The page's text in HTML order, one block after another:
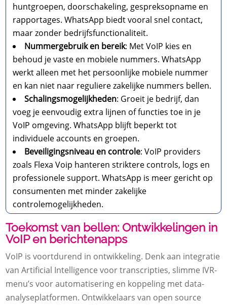
huntgroepen, doorschakeling, gespreksopname en
rapportages. WhatsApp biedt vooral snel contact,
maar zonder bedrijfsfunctionaliteit.
Nummergebruik en bereik: Met VoIP kies en
behoud je vaste en mobiele nummers. WhatsApp
werkt alleen met het persoonlijke mobiele nummer
en kan niet naar reguliere zakelijke nummers bellen.
Schalingsmogelijkheden: Groeit je bedrijf, dan
voeg je eenvoudig extra lijnen of functies toe in je
VoIP omgeving. WhatsApp blijft beperkt tot
individuele accounts en groepen.
Beveiligingsniveau en controle: VoIP providers
zoals Flexa Voip hanteren striktere controls, logs en
professionele support. WhatsApp is meer gericht op
consumenten met minder zakelijke
controlemogelijkheden.
Toekomst van bellen: Ontwikkelingen in
VoIP en berichtenapps
VoIP is voortdurend in ontwikkeling. Denk aan integratie
van Artificial Intelligence voor transcripties, slimme IVR-
menu’s voor automatisering en koppeling met data-
analyseplatformen. Ontwikkelaars van open source